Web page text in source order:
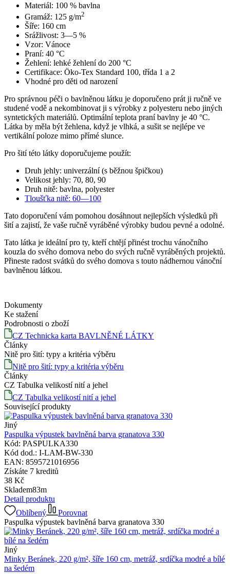
Materiál: 100 % bavlna
Gramáž: 125 g/m2
Šíře: 160 cm
Srážlivost: 3—5 %
Vzor: Vánoce
Praní: 40 °C
Žehlení: lehké žehlení do 200 °C
Certifikace: Öko-Tex Standard 100, třída 1 a 2
Vhodné pro děti od narození
Pro správnou péči o bavlněnou látku je doporučeno prát ji ručně ve
studené vodě a nekombinovat ji s výrobky z polyesteru nebo jiných
syntetických materiálů. Optimální teplota praní bavlny je 40 °C.
Látka by měla být žehlena, když je vlhká, a sušit se nejlépe ve
vertikální poloze mimo přímé slunce.
Pro šití této látky doporučujeme použít:
Druh jehly: univerzální (s běžnou špičkou)
Velikost jehly: 70, 80, 90
Druh nitě: bavlna, polyester
Tloušťka nitě: 60—100
Tato doporučení vám pomohou dosáhnout nejlepších výsledků při
šití a zajistí, že vaše ručně vyráběné výrobky budou pevné a odolné.
Tato látka je ideální pro ty, kteří chtějí přinést trochu vánočního
kouzla do svého domova nebo do svých ručně vyráběných projektů.
Přineste radost svátků do svého domova s touto nádhernou vánoční
bavlněnou látkou.
Dokumenty
Ke stažení
Podrobnosti o zboží
CZ Technicka karta BAVLNĚNÉ LÁTKY
Články
Nitě pro šití: typy a kritéria výběru
Nitě pro šití: typy a kritéria výběru
Články
CZ Tabulka velikostí nití a jehel
CZ Tabulka velikostí nití a jehel
Související produkty
Jiný
Paspulka výpustek bavlněná barva granatova 330
Kód: PASPULKA330
Kód dod.: I-LAM-BW-330
EAN: 8595721016956
Získáte 7 kreditů
38 Kč
Skladem83m
Detail produktu
Oblíbený
Porovnat
Paspulka výpustek bavlněná barva granatova 330
Jiný
Minky Beránek, 220 g/m², šíře 160 cm, metráž, srdíčka modré a bílé
na šedém